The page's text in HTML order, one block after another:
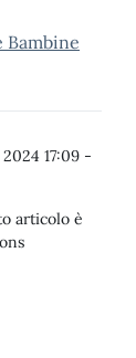
Bambine
17:09 -
articolo è